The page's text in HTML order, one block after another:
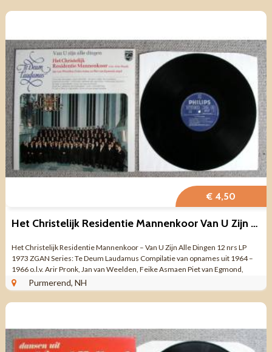
€ 4,50
Het Christelijk Residentie Mannenkoor Van U Zijn Alle Dingen
Het Christelijk Residentie Mannenkoor – Van U Zijn Alle Dingen 12 nrs LP
1973 ZGAN Series: Te Deum Laudamus Compilatie van opnames uit 1964 –
1966 o.l.v. Arir Pronk, Jan van Weelden, Feike Asmaen Piet van Egmond,
orgel ...Purmerend, NH